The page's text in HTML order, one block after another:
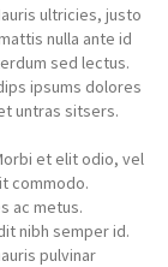
ultricies, justo
nulla ante id
sed lectus.
ipsums dolores
untras sitsers.
et elit odio, vel
commodo.
ac metus.
nibh semper id.
pulvinar